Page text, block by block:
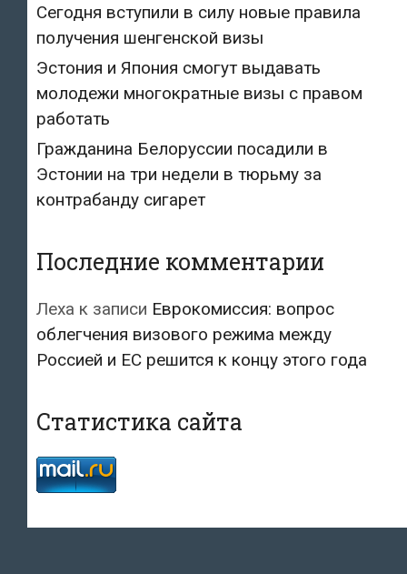
Сегодня вступили в силу новые правила
получения шенгенской визы
Эстония и Япония смогут выдавать
молодежи многократные визы с правом
работать
Гражданина Белоруссии посадили в
Эстонии на три недели в тюрьму за
контрабанду сигарет
Последние комментарии
Леха к записи Еврокомиссия: вопрос
облегчения визового режима между
Россией и ЕС решится к концу этого года
Статистика сайта